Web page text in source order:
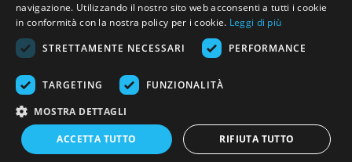
Trasparenza e sicurezza
Area Clienti
R.G. Sound di Rosini Guido
- Tel. e Fax (+39) 0577.716097 - Partita IVA IT01002570529 REA SI-
113696
Created by: Advinser
navigazione. Utilizzando il nostro sito web acconsenti a tutti i cookie
in conformità con la nostra policy per i cookie. Leggi di più
STRETTAMENTE NECESSARI
PERFORMANCE
TARGETING FUNZIONALITÀ
MOSTRA DETTAGLI
ACCETTA TUTTO RIFIUTA TUTTO